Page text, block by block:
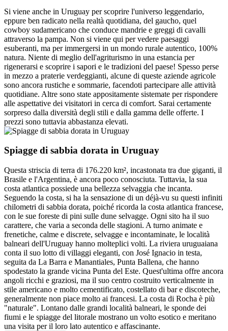
Si viene anche in Uruguay per scoprire l'universo leggendario,
eppure ben radicato nella realtà quotidiana, del gaucho, quel
cowboy sudamericano che conduce mandrie e greggi di cavalli
attraverso la pampa. Non si viene qui per vedere paesaggi
esuberanti, ma per immergersi in un mondo rurale autentico, 100%
natura. Niente di meglio dell'agriturismo in una estancia per
rigenerarsi e scoprire i sapori e le tradizioni del paese! Spesso perse
in mezzo a praterie verdeggianti, alcune di queste aziende agricole
sono ancora rustiche e sommarie, facendoti partecipare alle attività
quotidiane. Altre sono state appositamente sistemate per rispondere
alle aspettative dei visitatori in cerca di comfort. Sarai certamente
sorpreso dalla diversità degli stili e dalla gamma delle offerte. I
prezzi sono tuttavia abbastanza elevati.
Spiagge di sabbia dorata in Uruguay
Questa striscia di terra di 176.220 km², incastonata tra due giganti, il
Brasile e l'Argentina, è ancora poco conosciuta. Tuttavia, la sua
costa atlantica possiede una bellezza selvaggia che incanta.
Seguendo la costa, si ha la sensazione di un déjà-vu su questi infiniti
chilometri di sabbia dorata, poiché ricorda la costa atlantica francese,
con le sue foreste di pini sulle dune selvagge. Ogni sito ha il suo
carattere, che varia a seconda delle stagioni. A turno animate e
frenetiche, calme e discrete, selvagge e incontaminate, le località
balneari dell'Uruguay hanno molteplici volti. La riviera uruguaiana
conta il suo lotto di villaggi eleganti, con José Ignacio in testa,
seguita da La Barra e Manantiales, Punta Ballena, che hanno
spodestato la grande vicina Punta del Este. Quest'ultima offre ancora
angoli ricchi e graziosi, ma il suo centro costruito verticalmente in
stile americano e molto cementificato, costellato di bar e discoteche,
generalmente non piace molto ai francesi. La costa di Rocha è più
"naturale". Lontano dalle grandi località balneari, le sponde dei
fiumi e le spiagge del litorale mostrano un volto esotico e meritano
una visita per il loro lato autentico e affascinante.